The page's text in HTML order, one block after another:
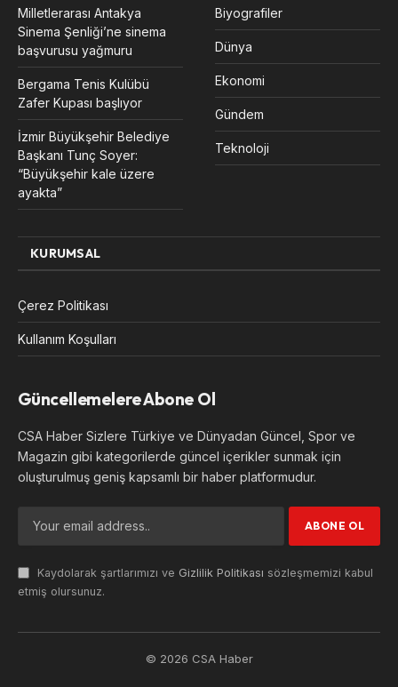
Milletlerarası Antakya
Sinema Şenliği’ne sinema
başvurusu yağmuru
Bergama Tenis Kulübü
Zafer Kupası başlıyor
İzmir Büyükşehir Belediye
Başkanı Tunç Soyer:
“Büyükşehir kale üzere
ayakta”
Biyografiler
Dünya
Ekonomi
Gündem
Teknoloji
KURUMSAL
Çerez Politikası
Kullanım Koşulları
Güncellemelere Abone Ol
CSA Haber Sizlere Türkiye ve Dünyadan Güncel, Spor ve
Magazin gibi kategorilerde güncel içerikler sunmak için
oluşturulmuş geniş kapsamlı bir haber platformudur.
Kaydolarak şartlarımızı ve Gizlilik Politikası sözleşmemizi kabul
etmiş olursunuz.
© 2026 CSA Haber